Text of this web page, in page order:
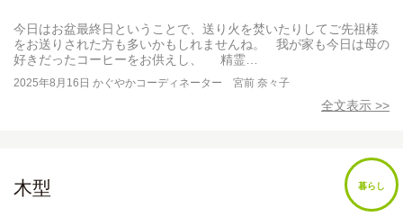
今日はお盆最終日ということで、送り火を焚いたりしてご先祖様
をお送りされた方も多いかもしれませんね。 我が家も今日は母の
好きだったコーヒーをお供えし、 精霊…
2025年8月16日 かぐやかコーディネーター 宮前 奈々子
全文表示 >>
暮らし
木型